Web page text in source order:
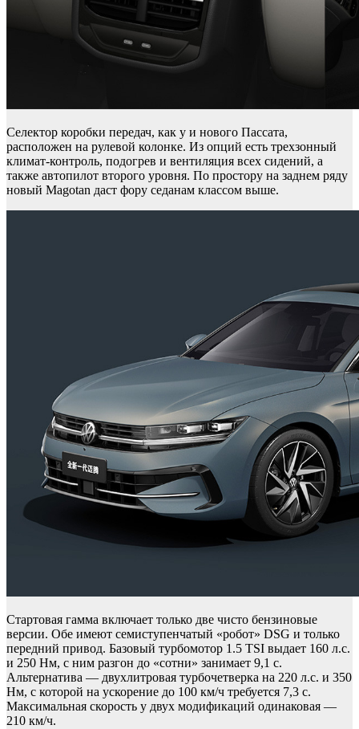
Селектор коробки передач, как у и нового Пассата,
расположен на рулевой колонке. Из опций есть трехзонный
климат-контроль, подогрев и вентиляция всех сидений, а
также автопилот второго уровня. По простору на заднем ряду
новый Magotan даст фору седанам классом выше.
Стартовая гамма включает только две чисто бензиновые
версии. Обе имеют семиступенчатый «робот» DSG и только
передний привод. Базовый турбомотор 1.5 TSI выдает 160 л.с.
и 250 Нм, с ним разгон до «сотни» занимает 9,1 с.
Альтернатива — двухлитровая турбочетверка на 220 л.с. и 350
Нм, с которой на ускорение до 100 км/ч требуется 7,3 с.
Максимальная скорость у двух модификаций одинаковая —
210 км/ч.